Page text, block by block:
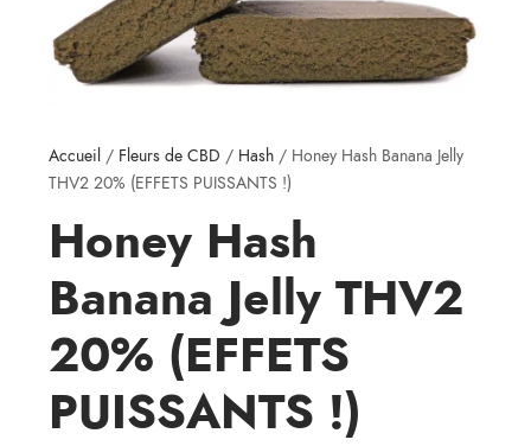
Accueil / Fleurs de CBD / Hash / Honey Hash Banana Jelly
THV2 20% (EFFETS PUISSANTS !)
Honey Hash
Banana Jelly THV2
20% (EFFETS
PUISSANTS !)